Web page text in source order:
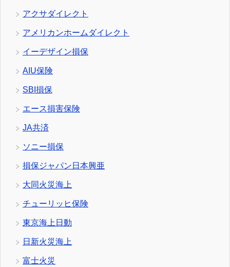
アクサダイレクト
アメリカンホームダイレクト
イーデザイン損保
AIU保険
SBI損保
エース損害保険
JA共済
ソニー損保
損保ジャパン日本興亜
大同火災海上
チューリッヒ保険
東京海上日動
日新火災海上
富士火災